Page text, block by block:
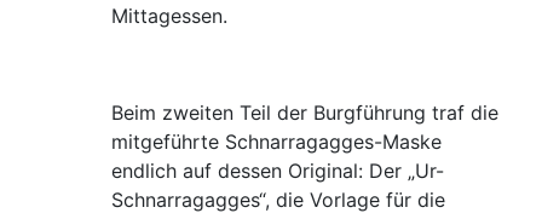
Mittagessen.
Beim zweiten Teil der Burgführung traf die
mitgeführte Schnarragagges-Maske
endlich auf dessen Original: Der „Ur-
Schnarragagges“, die Vorlage für die